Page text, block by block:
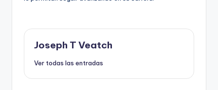
Joseph T Veatch
Ver todas las entradas